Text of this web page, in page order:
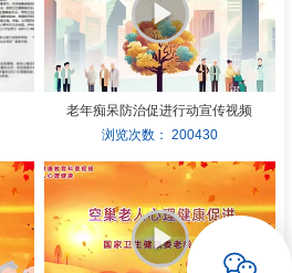
健康科普
合作支援
招聘专栏老年痴呆防治促进行动宣传视频
浏览次数： 200430